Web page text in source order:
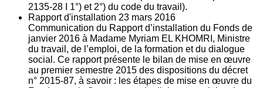
2135‐28 I 1°) et 2°) du code du travail).
Rapport d'installation 23 mars 2016
Communication du Rapport d’installation du Fonds de
janvier 2016 à Madame Myriam EL KHOMRI, Ministre
du travail, de l’emploi, de la formation et du dialogue
social. Ce rapport présente le bilan de mise en œuvre
au premier semestre 2015 des dispositions du décret
n° 2015-87, à savoir : les étapes de mise en œuvre du